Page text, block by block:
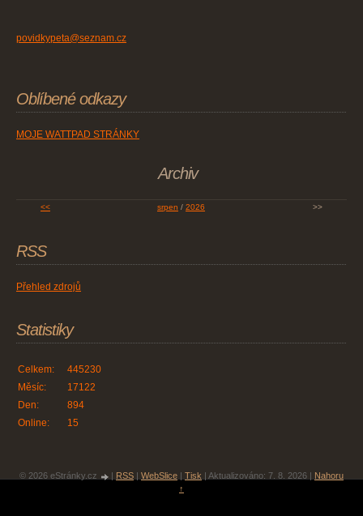
povidkypeta@seznam.cz
Oblíbené odkazy
MOJE WATTPAD STRÁNKY
Archiv
<< srpen / 2026 >>
RSS
Přehled zdrojů
Statistiky
Online: 15
Celkem:
445230
Měsíc:
17122
Den:
894
© 2026 eStránky.cz RSS WebSlice Tisk Aktualizováno: 7. 8. 2026
Nahoru
↑